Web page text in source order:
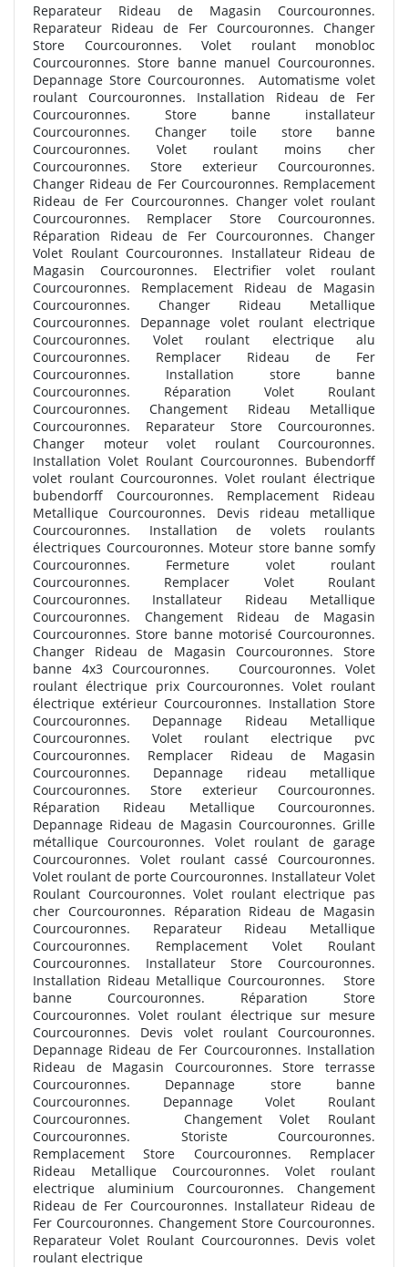
Reparateur Rideau de Magasin Courcouronnes.
Reparateur Rideau de Fer Courcouronnes. Changer
Store Courcouronnes. Volet roulant monobloc
Courcouronnes. Store banne manuel Courcouronnes.
Depannage Store Courcouronnes. Automatisme volet
roulant Courcouronnes. Installation Rideau de Fer
Courcouronnes. Store banne installateur
Courcouronnes. Changer toile store banne
Courcouronnes. Volet roulant moins cher
Courcouronnes. Store exterieur Courcouronnes.
Changer Rideau de Fer Courcouronnes. Remplacement
Rideau de Fer Courcouronnes. Changer volet roulant
Courcouronnes. Remplacer Store Courcouronnes.
Réparation Rideau de Fer Courcouronnes. Changer
Volet Roulant Courcouronnes. Installateur Rideau de
Magasin Courcouronnes. Electrifier volet roulant
Courcouronnes. Remplacement Rideau de Magasin
Courcouronnes. Changer Rideau Metallique
Courcouronnes. Depannage volet roulant electrique
Courcouronnes. Volet roulant electrique alu
Courcouronnes. Remplacer Rideau de Fer
Courcouronnes. Installation store banne
Courcouronnes. Réparation Volet Roulant
Courcouronnes. Changement Rideau Metallique
Courcouronnes. Reparateur Store Courcouronnes.
Changer moteur volet roulant Courcouronnes.
Installation Volet Roulant Courcouronnes. Bubendorff
volet roulant Courcouronnes. Volet roulant électrique
bubendorff Courcouronnes. Remplacement Rideau
Metallique Courcouronnes. Devis rideau metallique
Courcouronnes. Installation de volets roulants
électriques Courcouronnes. Moteur store banne somfy
Courcouronnes. Fermeture volet roulant
Courcouronnes. Remplacer Volet Roulant
Courcouronnes. Installateur Rideau Metallique
Courcouronnes. Changement Rideau de Magasin
Courcouronnes. Store banne motorisé Courcouronnes.
Changer Rideau de Magasin Courcouronnes. Store
banne 4x3 Courcouronnes.
Courcouronnes. Volet
roulant électrique prix Courcouronnes. Volet roulant
électrique extérieur Courcouronnes. Installation Store
Courcouronnes. Depannage Rideau Metallique
Courcouronnes. Volet roulant electrique pvc
Courcouronnes. Remplacer Rideau de Magasin
Courcouronnes. Depannage rideau metallique
Courcouronnes. Store exterieur Courcouronnes.
Réparation Rideau Metallique Courcouronnes.
Depannage Rideau de Magasin Courcouronnes. Grille
métallique Courcouronnes. Volet roulant de garage
Courcouronnes. Volet roulant cassé Courcouronnes.
Volet roulant de porte Courcouronnes. Installateur Volet
Roulant Courcouronnes. Volet roulant electrique pas
cher Courcouronnes. Réparation Rideau de Magasin
Courcouronnes. Reparateur Rideau Metallique
Courcouronnes. Remplacement Volet Roulant
Courcouronnes. Installateur Store Courcouronnes.
Installation Rideau Metallique Courcouronnes. Store
banne Courcouronnes. Réparation Store
Courcouronnes. Volet roulant électrique sur mesure
Courcouronnes. Devis volet roulant Courcouronnes.
Depannage Rideau de Fer Courcouronnes. Installation
Rideau de Magasin Courcouronnes. Store terrasse
Courcouronnes. Depannage store banne
Courcouronnes. Depannage Volet Roulant
Courcouronnes. Changement Volet Roulant
Courcouronnes. Storiste Courcouronnes.
Remplacement Store Courcouronnes. Remplacer
Rideau Metallique Courcouronnes. Volet roulant
electrique aluminium Courcouronnes. Changement
Rideau de Fer Courcouronnes. Installateur Rideau de
Fer Courcouronnes. Changement Store Courcouronnes.
Reparateur Volet Roulant Courcouronnes. Devis volet
roulant electrique